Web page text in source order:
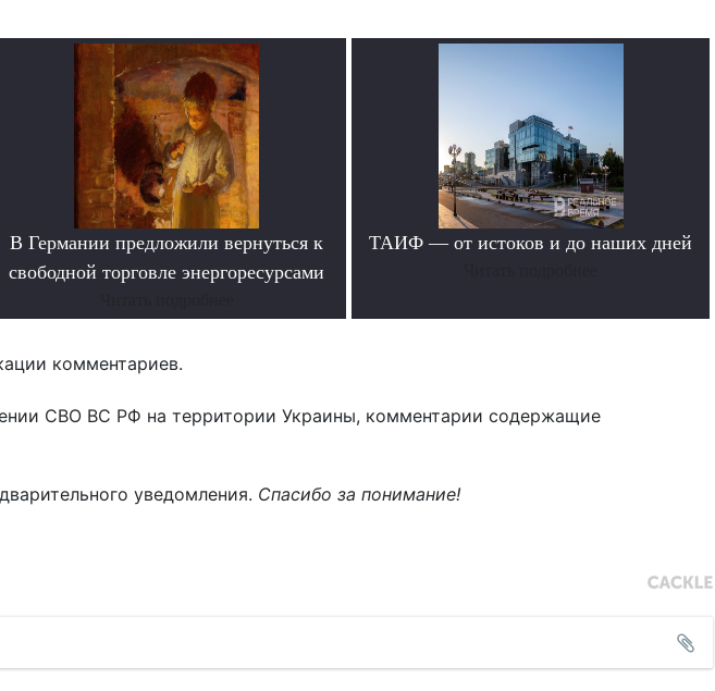
В Германии предложили вернуться к
свободной торговле энергоресурсами
ТАИФ — от истоков и до наших дней
комментариев.
СВО ВС РФ на территории Украины, комментарии содержащие
уведомления. Спасибо за понимание!